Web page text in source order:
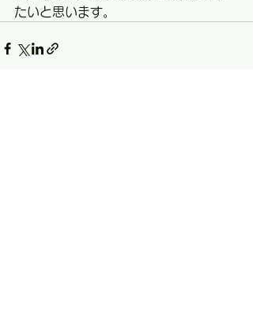
たいと思います。